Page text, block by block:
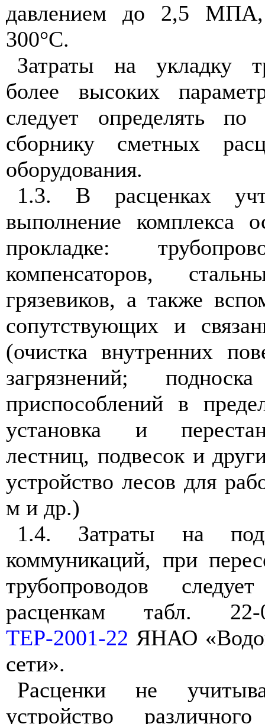
давлением до 2,5 МПА,
300°С.
Затраты на укладку
более высоких
следует определять по
сборнику сметных
оборудования.
1.3. В расценках
выполнение комплекса
прокладке:
компенсаторов,
грязевиков, а также
сопутствующих и
(очистка внутренних
загрязнений;
приспособлений в
установка и
лестниц, подвесок и
устройство лесов для
м и др.)
1.4. Затраты на
коммуникаций, при
трубопроводов
расценкам табл. 22-
ТЕР-2001-22 ЯНАО
сети».
Расценки не
устройство